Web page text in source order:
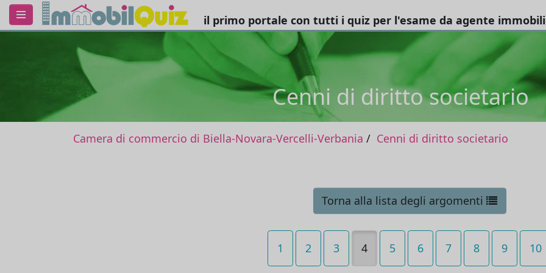
il primo portale con tutti i quiz per l'esame da agente
Cenni di diritto societario
Camera di commercio di Biella-Novara-Vercelli-Verbania Cenni di diritto societario
Torna alla lista degli argomenti
1 2 3 4 5 6 7 8 9 10